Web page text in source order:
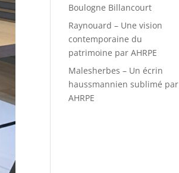
Boulogne Billancourt
Raynouard – Une vision
contemporaine du
patrimoine par AHRPE
Malesherbes – Un écrin
haussmannien sublimé par
AHRPE